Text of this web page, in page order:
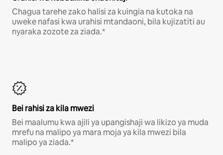
Chagua tarehe zako halisi za kuingia na kutoka na
uweke nafasi kwa urahisi mtandaoni, bila kujizatiti au
nyaraka zozote za ziada.*
Bei rahisi za kila mwezi
Bei maalumu kwa ajili ya upangishaji wa likizo ya muda
mrefu na malipo ya mara moja ya kila mwezi bila
malipo ya ziada.*